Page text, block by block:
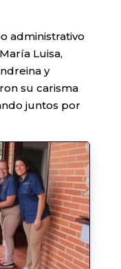
administrativo
Luisa,
y
su carisma
juntos por